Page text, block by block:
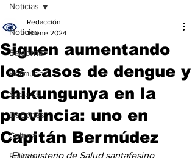
Noticias
Baigorria
Bermúdez
Sociales
Deportes
Cultura
Noticias
Siguen aumentando
los casos de dengue y
chikungunya en la
provincia: uno en
Capitán Bermúdez
Redacción
18 ene 2024
El ministerio de Salud santafesino